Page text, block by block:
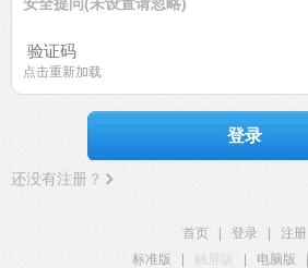
点击重新加载
登录
还没有注册？
首页 登录
注册
标准版
触屏版 电脑版